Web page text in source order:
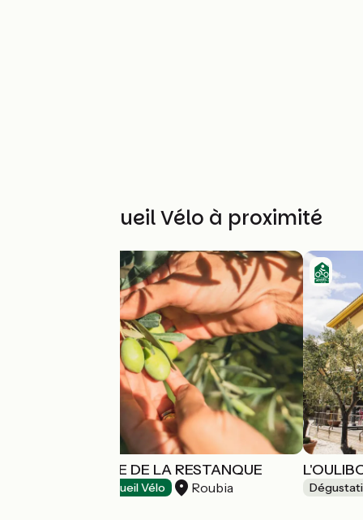
Autres Accueil Vélo à proximité
MOULIN À HUILE DE LA RESTANQUE
Accueil Vélo Roubia